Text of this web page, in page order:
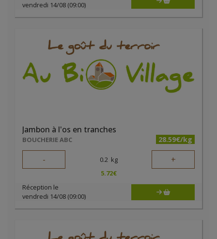
vendredi 14/08 (09:00)
Jambon à l'os en tranches
BOUCHERIE ABC 28.59€/kg
- 0.2 kg +
5.72€
Réception le
vendredi 14/08 (09:00)